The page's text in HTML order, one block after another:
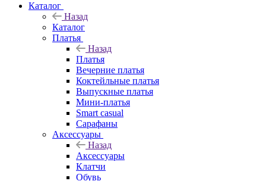
Каталог
Назад
Каталог
Платья
Назад
Платья
Вечерние платья
Коктейльные платья
Выпускные платья
Мини-платья
Smart casual
Сарафаны
Аксессуары
Назад
Аксессуары
Клатчи
Обувь